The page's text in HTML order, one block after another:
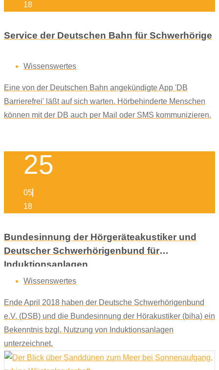
18
Service der Deutschen Bahn für Schwerhörige
Wissenswertes
Eine von der Deutschen Bahn angekündigte App 'DB
Barrierefrei' läßt auf sich warten. Hörbehinderte Menschen
können mit der DB auch per Mail oder SMS kommunizieren.
25
05
18
Bundesinnung der Hörgeräteakustiker und
Deutscher Schwerhörigenbund für
Induktionsanlagen
Wissenswertes
Ende April 2018 haben der Deutsche Schwerhörigenbund
e.V. (DSB) und die Bundesinnung der Hörakustiker (biha) ein
Bekenntnis bzgl. Nutzung von Induktionsanlagen
unterzeichnet.